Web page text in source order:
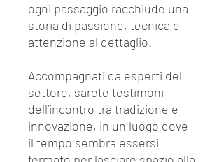
ogni passaggio racchiude una
storia di passione, tecnica e
attenzione al dettaglio.
Accompagnati da esperti del
settore, sarete testimoni
dell’incontro tra tradizione e
innovazione, in un luogo dove
il tempo sembra essersi